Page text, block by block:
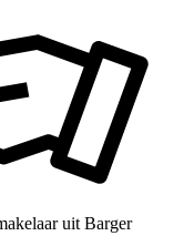
uit Barger